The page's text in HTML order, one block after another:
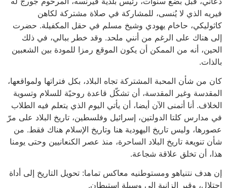
فيريه الذي لا يُنسى، للمشاركة في صلاة مشتركة لكاهن
كاثوليكي، حاخام يهودي وشيخ مسلم في حقل المكفيلة. حضرت
إلى هناك على الرغم من أنني ملحد. وقد خطر ببالي، في ذلك
الحين، أنه من الممكن أن يكون الموقع رمزا للمودة بين الشعبين
بالذات.
كان من شأن المحبة المشتركة تجاه البلاد، بكل فتراتها ولمواقعها،
المقدسة وغير المقدسة، أن تشكّل قاعدة روحيًة للسلام وتسوية
الخلاف. أنا أتمنى الآن أيضا، أن يأتي اليوم الذي يتعلم فيه الطلاب
في مدارس كلتا الدولتين، إسرائيل وفلسطين، تاريخ البلاد على مرّ
عصورها، وليس تاريخ اليهودية هنا وتاريخ الإسلام هناك فقط. من
شأن تنويعة تاريخ البلاد الساحرة، منذ عصر الكنعانيين وحتى يومنا
هذا، أن تخلق علاقة شجاعة.
إن هدف نتنياهو ومستوطنيه معاكس تماما: تحويل التاريخ إلى أداة
احتلال، وقبر الزانية إلى وسيلة استيطان.